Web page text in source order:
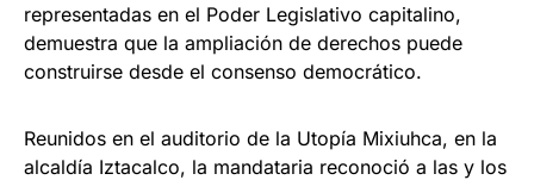
representadas en el Poder Legislativo capitalino,
demuestra que la ampliación de derechos puede
construirse desde el consenso democrático.
Reunidos en el auditorio de la Utopía Mixiuhca, en la
alcaldía Iztacalco, la mandataria reconoció a las y los